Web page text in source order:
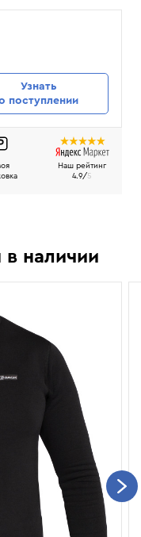
Узнать
поступлении
Наш рейтинг
4.9/5
наличии